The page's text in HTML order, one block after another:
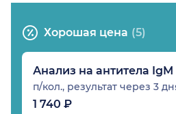
Хорошая цена (5)
Анализ на антитела
п/кол., результат через 3
1 740 ₽